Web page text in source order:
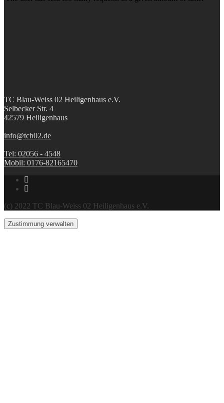
TC Blau-Weiss 02 Heiligenhaus e.V.
Selbecker Str. 4
42579 Heiligenhaus
info@tch02.de
Tel: 02056 - 4548
Mobil: 0176-82165470
(c) 2022 TC Blau-Weiss 02 Heiligenhaus e.V.
Zustimmung verwalten